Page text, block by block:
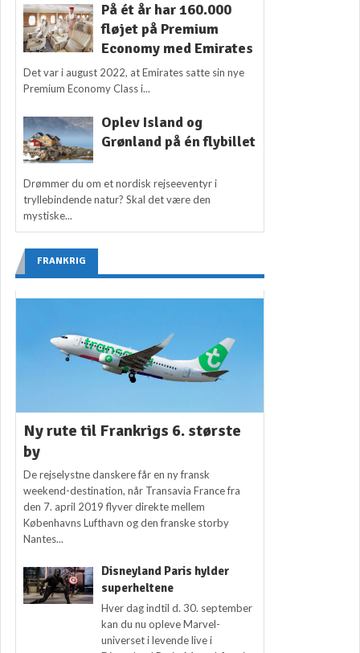
På ét år har 160.000
fløjet på Premium
Economy med Emirates
Det var i august 2022, at Emirates satte sin nye
Premium Economy Class i...
Oplev Island og
Grønland på én flybillet
Drømmer du om et nordisk rejseeventyr i
tryllebindende natur? Skal det være den
mystiske...
FRANKRIG
Ny rute til Frankrigs 6. største
by
De rejselystne danskere får en ny fransk
weekend-destination, når Transavia France fra
den 7. april 2019 flyver direkte mellem
Københavns Lufthavn og den franske storby
Nantes...
Disneyland Paris hylder
superheltene
Hver dag indtil d. 30. september
kan du nu opleve Marvel-
universet i levende live i